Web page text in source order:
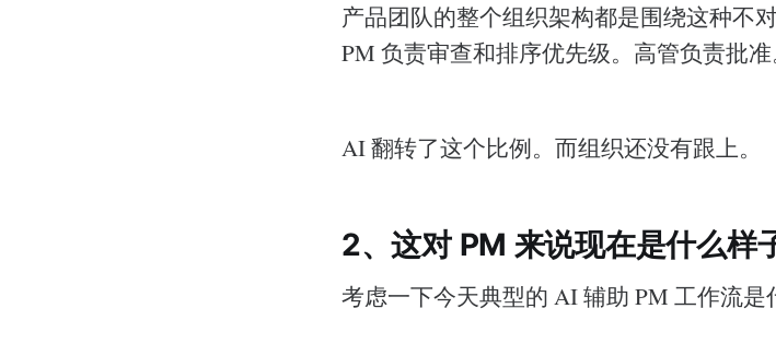
产品团队的整个组织架构都是围绕这种不
PM 负责审查和排序优先级。高管负责批准
AI 翻转了这个比例。而组织还没有跟上。
2、这对 PM 来说现在是什么样
考虑一下今天典型的 AI 辅助 PM 工作流是